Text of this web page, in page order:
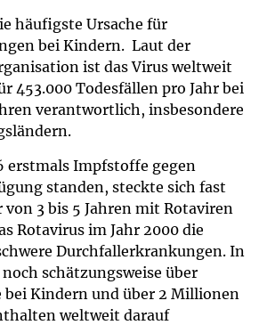
häufigste Ursache für
bei Kindern. Laut der
ist das Virus weltweit
453.000 Todesfällen pro Jahr bei
verantwortlich, insbesondere
erstmals Impfstoffe gegen
standen, steckte sich fast
3 bis 5 Jahren mit Rotaviren
Rotavirus im Jahr 2000 die
Durchfallerkrankungen. In
schätzungsweise über
bei Kindern und über 2 Millionen
weltweit darauf